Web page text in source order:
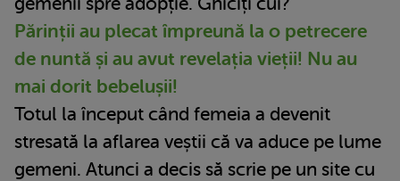
Părinții au plecat împreună la o petrecere
de nuntă și au avut revelația vieții! Nu au
mai dorit bebelușii!
Totul la început când femeia a devenit
stresată la aflarea veștii că va aduce pe lume
gemeni. Atunci a decis să scrie pe un site cu